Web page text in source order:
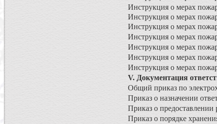
Инструкция о мерах
Инструкция о мерах
Инструкция о мерах
Инструкция о мерах
Инструкция о мерах
Инструкция о мерах
Инструкция о мерах
V. Документация
Общий приказ по
Приказ о назначении
Приказ о предоставлении
Приказ о порядке